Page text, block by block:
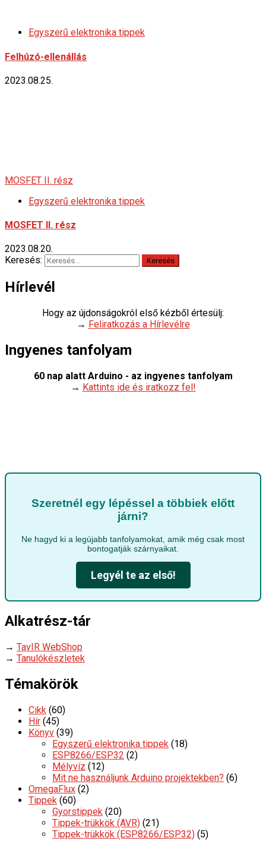
Egyszerű elektronika tippek
Felhúzó-ellenállás
2023.08.25.
MOSFET II. rész
Egyszerű elektronika tippek
MOSFET II. rész
2023.08.20.
Keresés:
Hírlevél
Hogy az újdonságokról első kézből értesülj:
→ Feliratkozás a Hírlevélre
Ingyenes tanfolyam
60 nap alatt Arduino - az ingyenes tanfolyam
→ Kattints ide és iratkozz fel!
Szeretnél egy lépéssel a többiek előtt
járni?
Ne hagyd ki a legújabb tanfolyamokat, amik még csak most
bontogatják szárnyaikat.
Legyél te az első!
Alkatrész-tár
→ TavIR WebShop
→ Tanulókészletek
Témakörök
Cikk (60)
Hír (45)
Könyv (39)
Egyszerű elektronika tippek (18)
ESP8266/ESP32 (2)
Mélyvíz (12)
Mit ne használjunk Arduino projektekben? (6)
OmegaFlux (2)
Tippek (60)
Gyorstippek (20)
Tippek-trükkök (AVR) (21)
Tippek-trükkök (ESP8266/ESP32) (5)